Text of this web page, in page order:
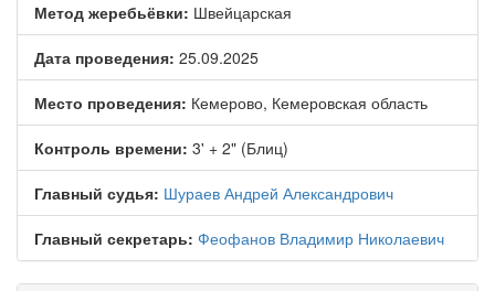
Метод жеребьёвки: Швейцарская
Дата проведения: 25.09.2025
Место проведения: Кемерово, Кемеровская область
Контроль времени: 3' + 2" (Блиц)
Главный судья: Шураев Андрей Александрович
Главный секретарь: Феофанов Владимир Николаевич